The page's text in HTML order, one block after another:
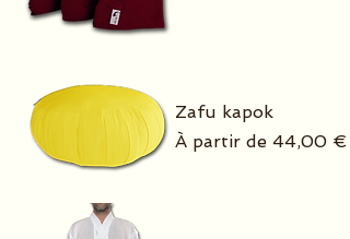
Zafu kapok
À partir de 44,00 €
Prix promotionnel